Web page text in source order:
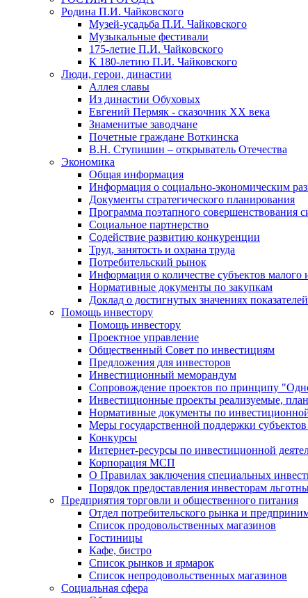
Родина П.И. Чайковского
Музей-усадьба П.И. Чайковского
Музыкальные фестивали
175-летие П.И. Чайковского
К 180-летию П.И. Чайковского
Люди, герои, династии
Аллея славы
Из династии Обуховых
Евгений Пермяк - сказочник XX века
Знаменитые заводчане
Почетные граждане Воткинска
В.Н. Ступишин – открыватель Отечества
Экономика
Общая информация
Информация о социально-экономическим
Документы стратегического планирования
Программа поэтапного совершенствования
Социальное партнерство
Содействие развитию конкуренции
Труд, занятость и охрана труда
Потребительский рынок
Информация о количестве субъектов малого
Нормативные документы по закупкам
Доклад о достигнутых значениях
Помощь инвестору
Помощь инвестору
Проектное управление
Общественный Совет по инвестициям
Предложения для инвесторов
Инвестиционный меморандум
Сопровождение проектов по принципу
Инвестиционные проекты реализуемые,
Нормативные документы по
Меры государственной поддержки
Конкурсы
Интернет-ресурсы по инвестиционной
Корпорация МСП
О Правилах заключения специальных
Порядок предоставления инвесторам
Предприятия торговли и общественного питания
Отдел потребительского рынка и
Список продовольственных магазинов
Гостиницы
Кафе, бистро
Cписок рынков и ярмарок
Список непродовольственных магазинов
Социальная сфера